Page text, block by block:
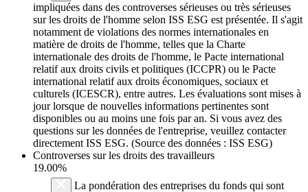
impliquées dans des controverses sérieuses ou très sérieuses
sur les droits de l'homme selon ISS ESG est présentée. Il s'agit
notamment de violations des normes internationales en
matière de droits de l'homme, telles que la Charte
internationale des droits de l'homme, le Pacte international
relatif aux droits civils et politiques (ICCPR) ou le Pacte
international relatif aux droits économiques, sociaux et
culturels (ICESCR), entre autres. Les évaluations sont mises à
jour lorsque de nouvelles informations pertinentes sont
disponibles ou au moins une fois par an. Si vous avez des
questions sur les données de l'entreprise, veuillez contacter
directement ISS ESG. (Source des données : ISS ESG)
Controverses sur les droits des travailleurs
19.00%
La pondération des entreprises du fonds qui sont